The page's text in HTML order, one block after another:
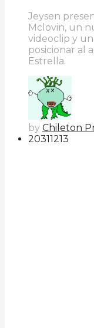
Jeysen
Mclovin, un
videoclip y
posicionar al
Estrella.
by Chileton
20311213